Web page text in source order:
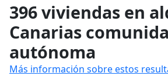
396 viviendas en
Canarias
autónoma
Más información sobre estos